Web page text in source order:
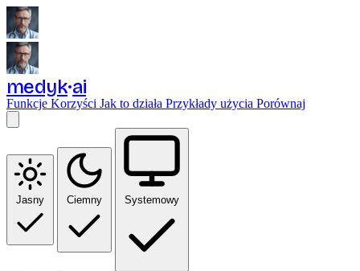
medyk ai
Funkcje Korzyści Jak to działa Przykłady użycia Porównaj
Jasny Ciemny Systemowy